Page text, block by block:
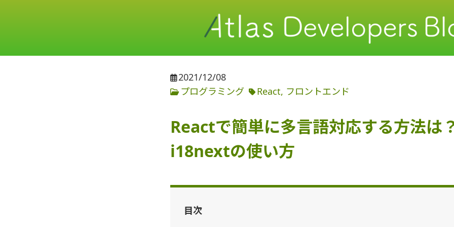
2021/12/08
プログラミング
React フロントエンド
Reactで簡単に多言語対応する方法は
i18nextの使い方
目次